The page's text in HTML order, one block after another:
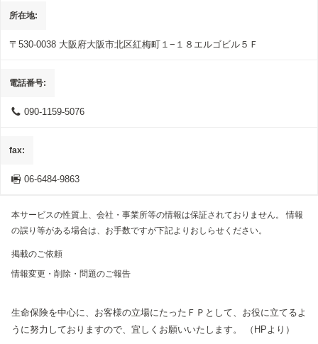
所在地
〒530-0038 大阪府大阪市北区紅梅町１−１８エルゴビル５Ｆ
電話番号
090-1159-5076
fax
06-6484-9863
本サービスの性質上、会社・事業所等の情報は保証されておりません。 情報
の誤り等がある場合は、お手数ですが下記よりおしらせください。
掲載のご依頼
情報変更・削除・問題のご報告
生命保険を中心に、お客様の立場にたったＦＰとして、お役に立てるよ
うに努力しておりますので、宜しくお願いいたします。
（HPより）